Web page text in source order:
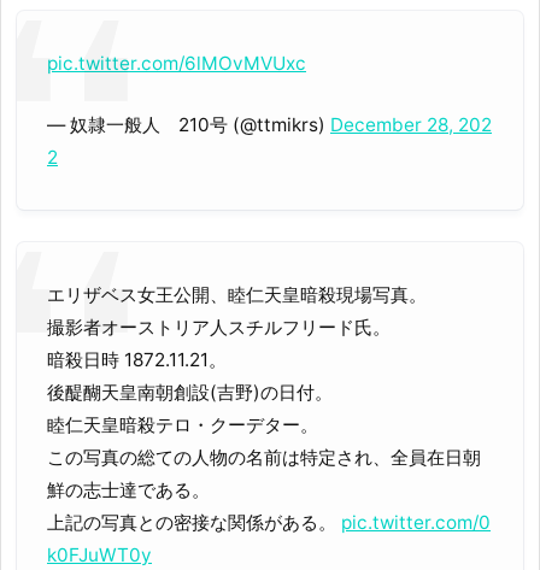
pic.twitter.com/6lMOvMVUxc
— 奴隷一般人 210号 (@ttmikrs) December 28, 202
2
エリザベス女王公開、睦仁天皇暗殺現場写真。
撮影者オーストリア人スチルフリード氏。
暗殺日時 1872.11.21。
後醍醐天皇南朝創設(吉野)の日付。
睦仁天皇暗殺テロ・クーデター。
この写真の総ての人物の名前は特定され、全員在日朝
鮮の志士達である。
上記の写真との密接な関係がある。 pic.twitter.com/0
k0FJuWT0y